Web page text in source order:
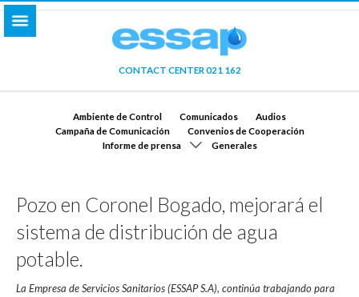
CONTACT CENTER 021 162
Ambiente de Control Comunicados
Audios
Campaña de Comunicación
Convenios de Cooperación
Informe de prensa
Generales
Pozo en Coronel Bogado, mejorará el
sistema de distribución de agua
potable.
La Empresa de Servicios Sanitarios (ESSAP S.A), continúa trabajando para